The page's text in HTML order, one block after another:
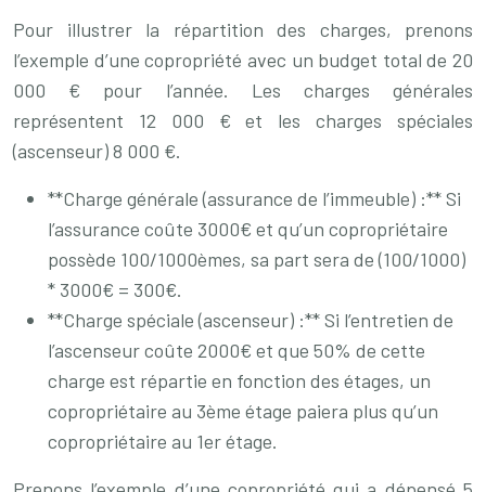
Pour illustrer la répartition des charges, prenons
l’exemple d’une copropriété avec un budget total de 20
000 € pour l’année. Les charges générales
représentent 12 000 € et les charges spéciales
(ascenseur) 8 000 €.
**Charge générale (assurance de l’immeuble) :** Si
l’assurance coûte 3000€ et qu’un copropriétaire
possède 100/1000èmes, sa part sera de (100/1000)
* 3000€ = 300€.
**Charge spéciale (ascenseur) :** Si l’entretien de
l’ascenseur coûte 2000€ et que 50% de cette
charge est répartie en fonction des étages, un
copropriétaire au 3ème étage paiera plus qu’un
copropriétaire au 1er étage.